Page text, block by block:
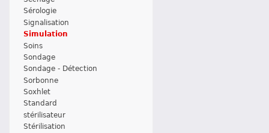
Sérologie
Signalisation
Simulation
Soins
Sondage
Sondage - Détection
Sorbonne
Soxhlet
Standard
stérilisateur
Stérilisation